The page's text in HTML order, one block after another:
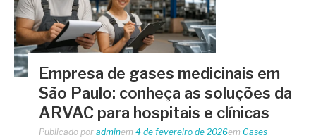
Empresa de gases medicinais em
São Paulo: conheça as soluções da
ARVAC para hospitais e clínicas
Publicado por adminem 4 de fevereiro de 2026em Gases